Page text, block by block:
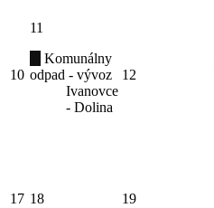
10
11
Komunálny
odpad - vývoz
Ivanovce
- Dolina
12
17 18 19